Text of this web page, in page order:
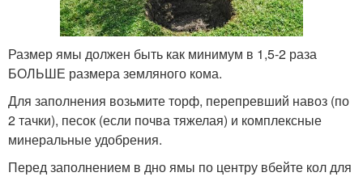
Размер ямы должен быть как минимум в 1,5-2 раза
БОЛЬШЕ размера земляного кома.
Для заполнения возьмите торф, перепревший навоз (по
2 тачки), песок (если почва тяжелая) и комплексные
минеральные удобрения.
Перед заполнением в дно ямы по центру вбейте кол для